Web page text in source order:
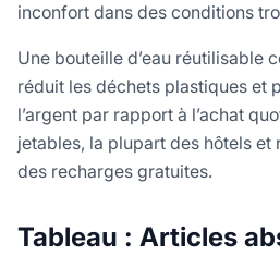
inconfort dans des conditions
Une bouteille d’eau réutilisable
réduit les déchets plastiques et
l’argent par rapport à l’achat
jetables, la plupart des hôtels et
des recharges gratuites.
Tableau : Articles